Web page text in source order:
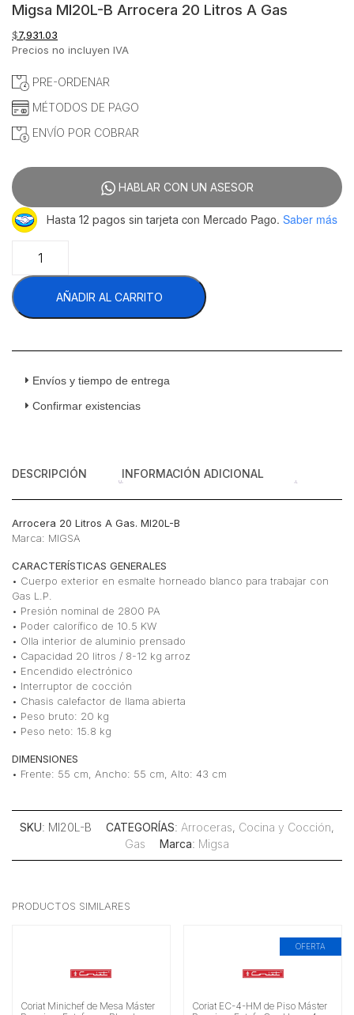
Migsa MI20L-B Arrocera 20 Litros A Gas
$7,931.03
Precios no incluyen IVA
PRE-ORDENAR
MÉTODOS DE PAGO
ENVÍO POR COBRAR
HABLAR CON UN ASESOR
Hasta 12 pagos sin tarjeta con Mercado Pago. Saber más
MI20L-
B
Arrocera
20
A
cantidad
AÑADIR AL CARRITO
Envíos y tiempo de entrega
Confirmar existencias
DESCRIPCIÓN INFORMACIÓN ADICIONAL
Arrocera 20 Litros A Gas. MI20L-B
Marca: MIGSA
CARACTERÍSTICAS GENERALES
• Cuerpo exterior en esmalte horneado blanco para trabajar con
Gas L.P.
• Presión nominal de 2800 PA
• Poder calorífico de 10.5 KW
• Olla interior de aluminio prensado
• Capacidad 20 litros / 8-12 kg arroz
• Encendido electrónico
• Interruptor de cocción
• Chasis calefactor de llama abierta
• Peso bruto: 20 kg
• Peso neto: 15.8 kg
DIMENSIONES
• Frente: 55 cm, Ancho: 55 cm, Alto: 43 cm
SKU: MI20L-B CATEGORÍAS: Arroceras, Cocina y Cocción,
Gas
Marca: Migsa
PRODUCTOS SIMILARES
Coriat Minichef de Mesa Máster
OFERTA
Coriat EC-4-HM de Piso Máster